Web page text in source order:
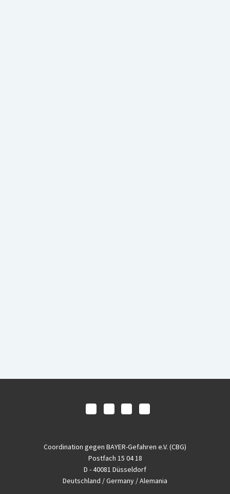
Coordination gegen BAYER-Gefahren e.V. (CBG)
Postfach 15 04 18
D - 40081 Düsseldorf
Deutschland / Germany / Alemania